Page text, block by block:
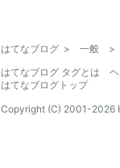
はてなブログ > 一般 >
はてなブログ タグとは
はてなブログトップ
Copyright (C) 2001-2026